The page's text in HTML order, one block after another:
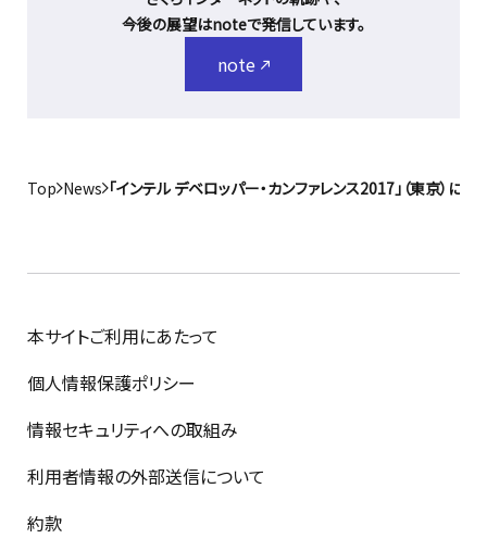
今後の展望はnoteで発信しています。
note
Top News 「インテル デベロッパー・カンファレンス2017」（東京）に
本サイトご利用にあたって
個人情報保護ポリシー
情報セキュリティへの取組み
利用者情報の外部送信について
約款